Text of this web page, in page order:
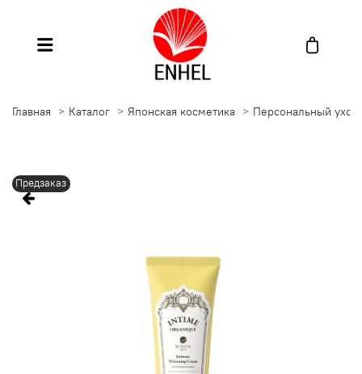
Главная Каталог Японская косметика Персональный уход
Предзаказ